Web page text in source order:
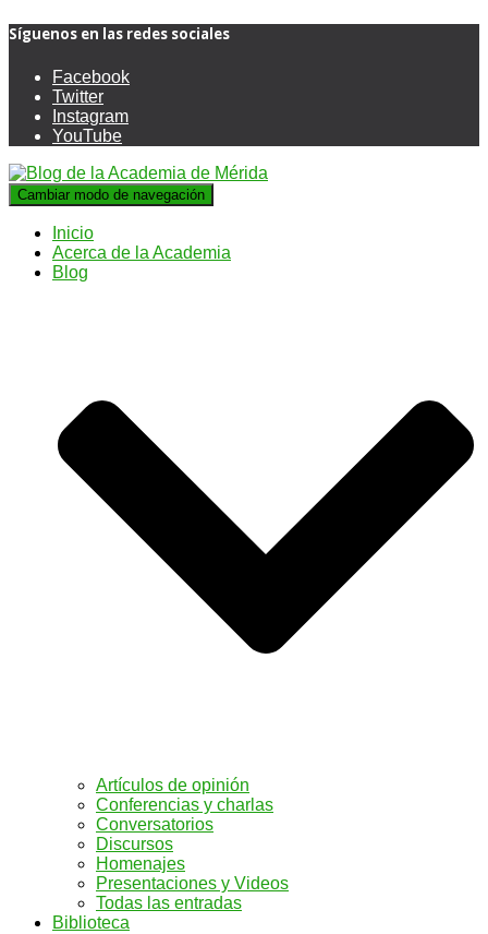
Síguenos en las redes sociales
Facebook
Twitter
Instagram
YouTube
Cambiar modo de navegación
Inicio
Acerca de la Academia
Blog
Artículos de opinión
Conferencias y charlas
Conversatorios
Discursos
Homenajes
Presentaciones y Videos
Todas las entradas
Biblioteca